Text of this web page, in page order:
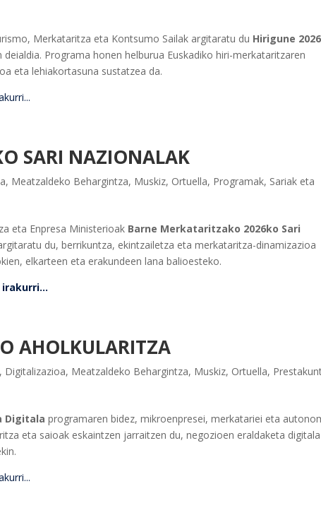
Merkataritza eta Kontsumo Sailak argitaratu du Hirigune 2026
Programa honen helburua Euskadiko hiri-merkataritzaren
eta lehiakortasuna sustatzea da.
SARI NAZIONALAK
, Meatzaldeko Behargintza, Muskiz, Ortuella, Programak, Sariak eta
eta Enpresa Ministerioak Barne Merkataritzako 2026ko Sari
du, berrikuntza, ekintzailetza eta merkataritza-dinamizazioa
elkarteen eta erakundeen lana balioesteko.
irakurri...
AHOLKULARITZA
, Digitalizazioa, Meatzaldeko Behargintza, Muskiz, Ortuella,
Digitala programaren bidez, mikroenpresei, merkatariei eta
eta saioak eskaintzen jarraitzen du, negozioen eraldaketa digitala